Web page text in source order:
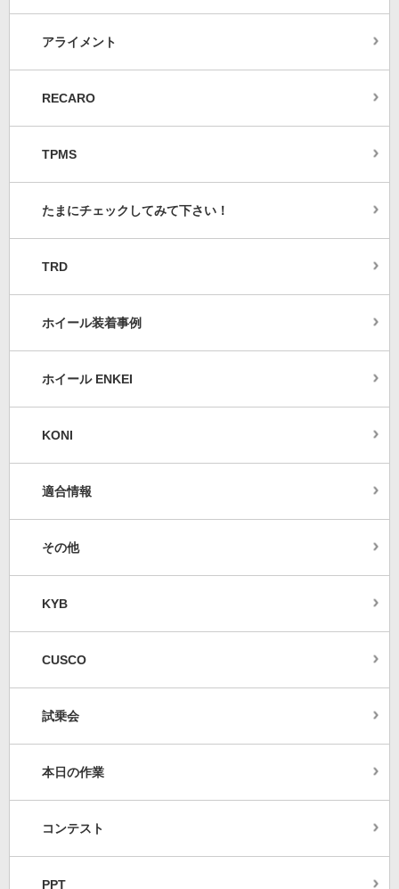
アライメント
RECARO
TPMS
たまにチェックしてみて下さい！
TRD
ホイール装着事例
ホイール ENKEI
KONI
適合情報
その他
KYB
CUSCO
試乗会
本日の作業
コンテスト
PPT